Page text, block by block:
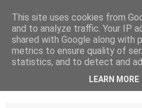
¡Buenas
22 :5 5
This site uses cookies from
and to analyze traffic. Your IP
shared with Google along with
metrics to ensure quality of
statistics, and to detect and
LEARN MORE